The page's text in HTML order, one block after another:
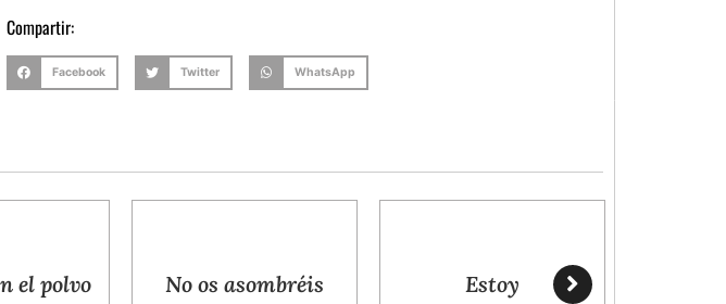
Compartir:
Facebook Twitter WhatsApp
No os asombréis El único hombre